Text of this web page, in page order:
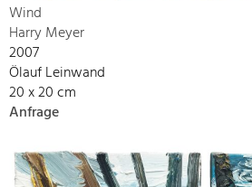
Wind
Harry Meyer
2007
Ölauf Leinwand
20 x 20 cm
Anfrage